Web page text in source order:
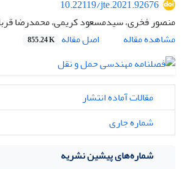
10.22119/jte.2021.92676
منصور فخری، سیدمسعود کریمی، محمدرضا
مشاهده مقاله
اصل مقاله 855.24 K
مقالات آماده انتشار
شماره جاری
شماره‌های پیشین نشریه